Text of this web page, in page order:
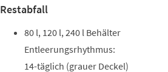
Restabfall
80 l, 120 l, 240 l Behälter
Entleerungsrhythmus:
14-täglich (grauer Deckel)